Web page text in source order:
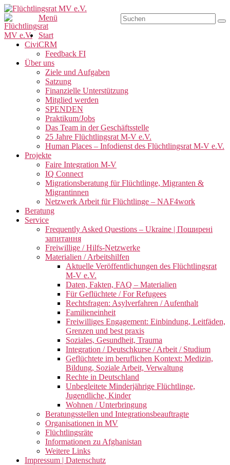
Zum
Inhalt
springen
Flüchtlingsrat MV e.V.
Schwerin
Suchen
nach:
Menü
Primäres
Menü
Start
CiviCRM
Feedback FI
Über uns
Ziele und Aufgaben
Satzung
Finanzielle Unterstützung
Mitglied werden
SPENDEN
Praktikum/Jobs
Das Team in der Geschäftsstelle
25 Jahre Flüchtlingsrat M-V e.V.
Human Places – Infodienst des Flüchtlingsrat M-V e.V.
Projekte
Faire Integration M-V
IQ Connect
Migrationsberatung für Flüchtlinge, Migranten &
Migrantinnen
Netzwerk Arbeit für Flüchtlinge – NAF4work
Beratung
Service
Frequently Asked Questions – Ukraine | Поширені
запитання
Freiwillige / Hilfs-Netzwerke
Materialien / Arbeitshilfen
Aktuelle Veröffentlichungen des Flüchtlingsrat
M-V e.V.
Daten, Fakten, FAQ – Materialien
Für Geflüchtete / For Refugees
Rechtsfragen: Asylverfahren / Aufenthalt
Familieneinheit
Freiwilliges Engagement: Einbindung, Leitfäden,
Grenzen und best praxis
Soziales, Gesundheit, Trauma
Integration / Deutschkurse / Arbeit / Studium
Geflüchtete im beruflichen Kontext: Medizin,
Bildung, Soziale Arbeit, Verwaltung
Rechte in Deutschland
Unbegleitete Minderjährige Flüchtlinge,
Jugendliche, Kinder
Wohnen / Unterbringung
Beratungsstellen und Integrationsbeauftragte
Organisationen in MV
Flüchtlingsräte
Informationen zu Afghanistan
Weitere Links
Impressum | Datenschutz